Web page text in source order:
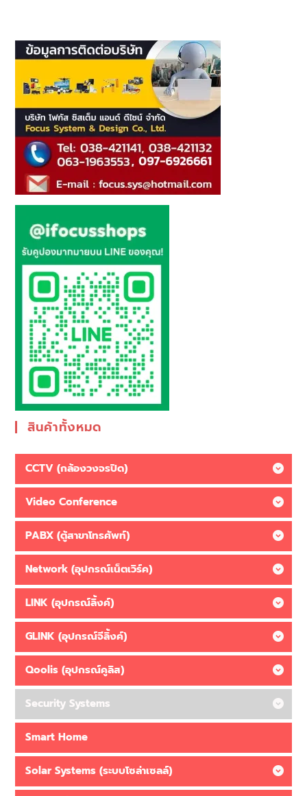
สินค้าทั้งหมด
CCTV (กล้องวงจรปิด)
Video Conference
PABX (ตู้สาขาโทรศัพท์)
Network (อุปกรณ์เน็ตเวิร์ค)
LINK (อุปกรณ์ลิ้งค์)
GLINK (อุปกรณ์จีลิ้งค์)
Qoolis (อุปกรณ์คูลิส)
Security Systems
Smart Home
Solar Systems (ระบบโซล่าเซลล์)